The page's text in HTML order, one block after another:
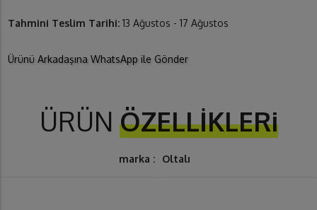
Tahmini Teslim Tarihi: 13 Ağustos - 17 Ağustos
Ürünü Arkadaşına WhatsApp ile Gönder
ÜRÜN ÖZELLİKLERi
marka : Oltalı